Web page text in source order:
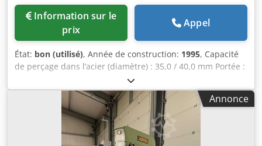
prix
Appel
État: bon (utilisé), Année de construction: 1995, Capacité
de perçage dans l’acier (diamètre) : 35,0 / 40,0 mm Portée :
300 mm Course de perçage : 180 mm Cedpfezl E Uhsx
Agdsrf Vitesse de rotation : 65,0 - 1 750 tr/min Dimensions
de la table : 615 x 420 mm Diamètre de la colonne : 155
mm Avance : 0,1 / 0,2 / 0,3 mm/tr Montage de la broche :
MK 4 Puissance du moteur : 0,9 / 1,5 kW Poids : 450 kg
Dimensions (L x l x h) : 800 x 650 x 1 850 mm Équipement :
Annonce